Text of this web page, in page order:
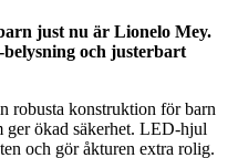
just nu är Lionelo Mey.
och justerbart
robusta konstruktion för barn
ger ökad säkerhet. LED-hjul
och gör åkturen extra rolig.